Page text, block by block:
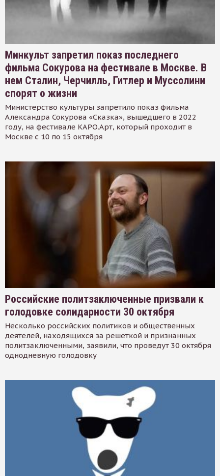
Минкульт запретил показ последнего
фильма Сокурова на фестивале в Москве. В
нем Сталин, Черчилль, Гитлер и Муссолини
спорят о жизни
Министерство культуры запретило показ фильма
Александра Сокурова «Сказка», вышедшего в 2022
году, на фестивале КАРО.Арт, который проходит в
Москве с 10 по 15 октября
Российские политзаключенные призвали к
голодовке солидарности 30 октября
Несколько российских политиков и общественных
деятелей, находящихся за решеткой и признанных
политзаключенными, заявили, что проведут 30 октября
однодневную голодовку